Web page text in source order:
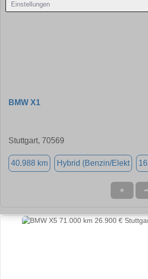
Einstellungen
BMW X1
Stuttgart, 70569
40.988 km Hybrid (Benzin/Elekt
★